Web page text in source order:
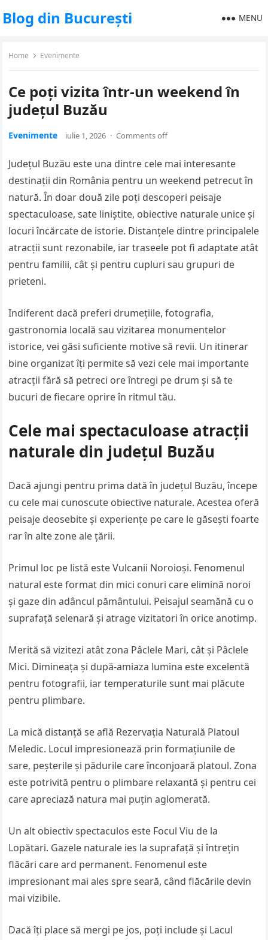
Blog din București MENU
Home Evenimente
Ce poți vizita într-un weekend în
județul Buzău
Evenimente iulie 1, 2026 · Comments off
Județul Buzău este una dintre cele mai interesante
destinații din România pentru un weekend petrecut în
natură. În doar două zile poți descoperi peisaje
spectaculoase, sate liniștite, obiective naturale unice și
locuri încărcate de istorie. Distanțele dintre principalele
atracții sunt rezonabile, iar traseele pot fi adaptate atât
pentru familii, cât și pentru cupluri sau grupuri de
prieteni.
Indiferent dacă preferi drumețiile, fotografia,
gastronomia locală sau vizitarea monumentelor
istorice, vei găsi suficiente motive să revii. Un itinerar
bine organizat îți permite să vezi cele mai importante
atracții fără să petreci ore întregi pe drum și să te
bucuri de fiecare oprire în ritmul tău.
Cele mai spectaculoase atracții
naturale din județul Buzău
Dacă ajungi pentru prima dată în județul Buzău, începe
cu cele mai cunoscute obiective naturale. Acestea oferă
peisaje deosebite și experiențe pe care le găsești foarte
rar în alte zone ale țării.
Primul loc pe listă este Vulcanii Noroioși. Fenomenul
natural este format din mici conuri care elimină noroi
și gaze din adâncul pământului. Peisajul seamănă cu o
suprafață selenară și atrage vizitatori în orice anotimp.
Merită să vizitezi atât zona Pâclele Mari, cât și Pâclele
Mici. Dimineața și după-amiaza lumina este excelentă
pentru fotografii, iar temperaturile sunt mai plăcute
pentru plimbare.
La mică distanță se află Rezervația Naturală Platoul
Meledic. Locul impresionează prin formațiunile de
sare, peșterile și pădurile care înconjoară platoul. Zona
este potrivită pentru o plimbare relaxantă și pentru cei
care apreciază natura mai puțin aglomerată.
Un alt obiectiv spectaculos este Focul Viu de la
Lopătari. Gazele naturale ies la suprafață și întrețin
flăcări care ard permanent. Fenomenul este
impresionant mai ales spre seară, când flăcările devin
mai vizibile.
Dacă îți place să mergi pe jos, poți include și Lacul